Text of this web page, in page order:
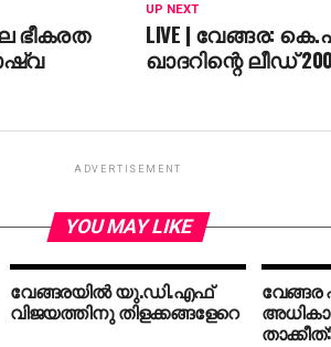
UP NEXT
LIVE | വേങ്ങര:
ഖാദറിന്റെ ലീഡ്
ഭീകരത
ADVERTISEMENT
YOU MAY LIKE
വേങ്ങരയില്‍ യു.ഡി.എഫ്
വിജയത്തിനു തിളക്കങ്ങളേറെ
വേങ്ങര